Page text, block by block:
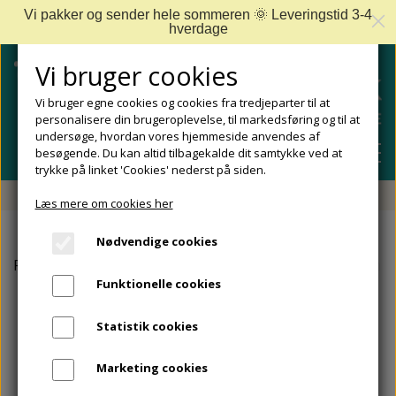
SHOP
FODCREMER
NEGLESVAMP
REDSKABER TIL FODPLEJE OG NEGLEPLEJE
FODFILE OG FODHØVLE
SÅLER, FODINDLÆG OG AFLASTNINGER
FODPROBLEMER
APOFYSITIS CALCANEI/SEVERS SYNDROM
REJSESTØRRELSER
MÆRKER
Fri fragt fra 499 DKK - Levering 1-2 hverdage
Forside
Vi bruger cookies
Vi bruger egne cookies og cookies fra tredjeparter til at
personalisere din brugeroplevelse, til markedsføring og til at
undersøge, hvordan vores hjemmeside anvendes af
besøgende. Du kan altid tilbagekalde dit samtykke ved at
trykke på linket 'Cookies' nederst på siden.
Læs mere om cookies her
Nødvendige cookies
Funktionelle cookies
Statistik cookies
Marketing cookies
Vi pakker og sender hele sommeren 🌞 Leveringstid 3-4
hverdage